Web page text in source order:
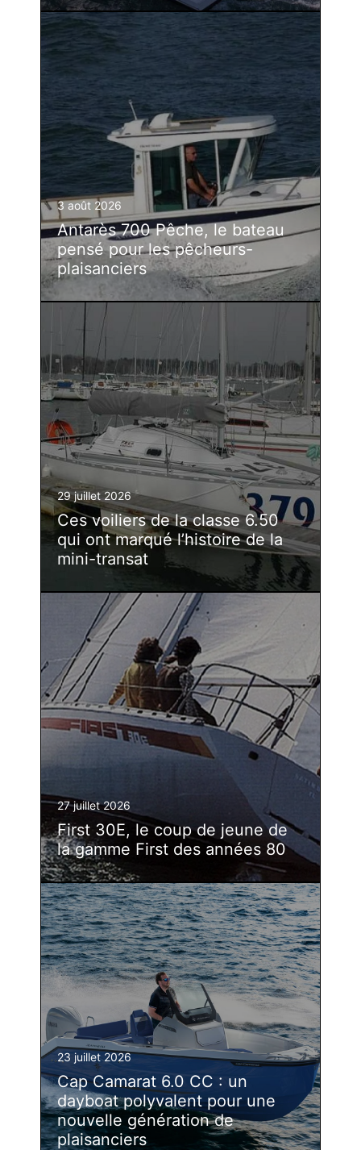
3 août 2026
Antarès 700 Pêche, le bateau
pensé pour les pêcheurs-
plaisanciers
29 juillet 2026
Ces voiliers de la classe 6.50
qui ont marqué l’histoire de la
mini-transat
27 juillet 2026
First 30E, le coup de jeune de
la gamme First des années 80
23 juillet 2026
Cap Camarat 6.0 CC : un
dayboat polyvalent pour une
nouvelle génération de
plaisanciers